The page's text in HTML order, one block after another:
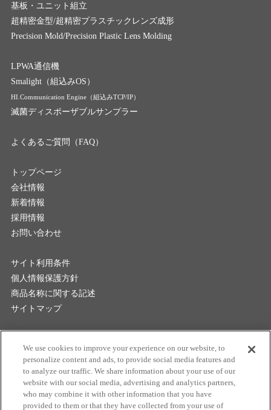
トップページ
会社情報
新着情報
採用情報
お問い合わせ
サイト利用条件
個人情報保護方針
商品名称に関する記述
サイトマップ
基板・ユニット組立
超精密金型/超精密プラスチックレンズ成形
Precision Mold/Precision Plastic Lens Molding
LPWA通信機
Smalight（組込みOS）
HI.Communication Engine（組込みTCP/IP）
滅菌ディスポーザブルサンプラー
よくあるご質問（FAQ）
We use cookies to improve your experience on our website, to
personalize content and ads, to provide social media features and
to analyze our traffic. We share information about your use of our
website with our social media, advertising and analytics partners,
who may combine it with other information that you have
provided to them or that they have collected from your use of